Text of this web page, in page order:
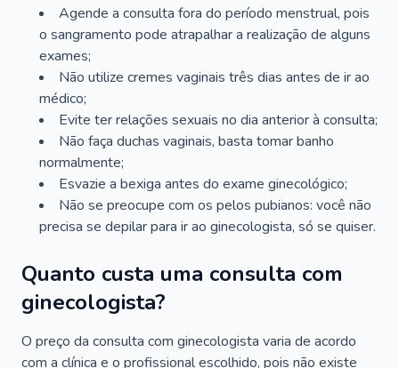
Agende a consulta fora do período menstrual, pois
o sangramento pode atrapalhar a realização de alguns
exames;
Não utilize cremes vaginais três dias antes de ir ao
médico;
Evite ter relações sexuais no dia anterior à consulta;
Não faça duchas vaginais, basta tomar banho
normalmente;
Esvazie a bexiga antes do exame ginecológico;
Não se preocupe com os pelos pubianos: você não
precisa se depilar para ir ao ginecologista, só se quiser.
Quanto custa uma consulta com
ginecologista?
O preço da consulta com ginecologista varia de acordo
com a clínica e o profissional escolhido, pois não existe